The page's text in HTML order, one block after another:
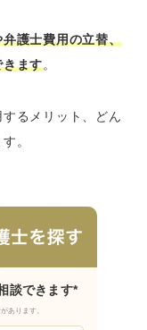
つ
評判
護士費用の立替、
きます。
るメリット、どん
。
談できます*
あります。